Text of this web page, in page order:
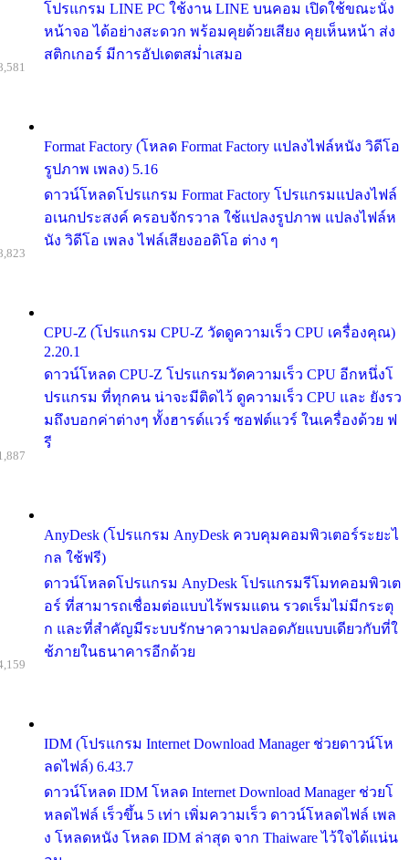
โปรแกรม LINE PC ใช้งาน LINE บนคอม เปิดใช้ขณะนั่ง
หน้าจอ ได้อย่างสะดวก พร้อมคุยด้วยเสียง คุยเห็นหน้า ส่ง
สติกเกอร์ มีการอัปเดตสม่ำเสมอ
Format Factory (โหลด Format Factory แปลงไฟล์หนัง วิดีโอ
รูปภาพ เพลง) 5.16
ดาวน์โหลดโปรแกรม Format Factory โปรแกรมแปลงไฟล์
อเนกประสงค์ ครอบจักรวาล ใช้แปลงรูปภาพ แปลงไฟล์ห
นัง วิดีโอ เพลง ไฟล์เสียงออดิโอ ต่าง ๆ
CPU-Z (โปรแกรม CPU-Z วัดดูความเร็ว CPU เครื่องคุณ)
2.20.1
ดาวน์โหลด CPU-Z โปรแกรมวัดความเร็ว CPU อีกหนึ่งโ
ปรแกรม ที่ทุกคน น่าจะมีติดไว้ ดูความเร็ว CPU และ ยังรว
มถึงบอกค่าต่างๆ ทั้งฮารด์แวร์ ซอฟต์แวร์ ในเครื่องด้วย ฟ
รี
AnyDesk (โปรแกรม AnyDesk ควบคุมคอมพิวเตอร์ระยะไ
กล ใช้ฟรี)
ดาวน์โหลดโปรแกรม AnyDesk โปรแกรมรีโมทคอมพิวเต
อร์ ที่สามารถเชื่อมต่อแบบไร้พรมแดน รวดเร็มไม่มีกระตุ
ก และที่สำคัญมีระบบรักษาความปลอดภัยแบบเดียวกับที่ใ
ช้ภายในธนาคารอีกด้วย
IDM (โปรแกรม Internet Download Manager ช่วยดาวน์โห
ลดไฟล์) 6.43.7
ดาวน์โหลด IDM โหลด Internet Download Manager ช่วยโ
หลดไฟล์ เร็วขึ้น 5 เท่า เพิ่มความเร็ว ดาวน์โหลดไฟล์ เพล
ง โหลดหนัง โหลด IDM ล่าสุด จาก Thaiware ไว้ใจได้แน่น